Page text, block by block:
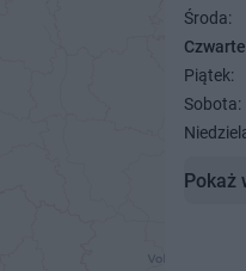
Środa:
Piątek:
Sobota:
Pokaż